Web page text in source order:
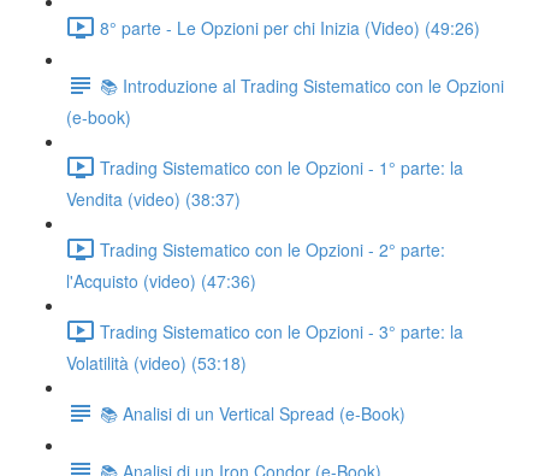
8° parte - Le Opzioni per chi Inizia (Video) (49:26)
📚 Introduzione al Trading Sistematico con le Opzioni
(e-book)
Trading Sistematico con le Opzioni - 1° parte: la
Vendita (video) (38:37)
Trading Sistematico con le Opzioni - 2° parte:
l'Acquisto (video) (47:36)
Trading Sistematico con le Opzioni - 3° parte: la
Volatilità (video) (53:18)
📚 Analisi di un Vertical Spread (e-Book)
📚 Analisi di un Iron Condor (e-Book)